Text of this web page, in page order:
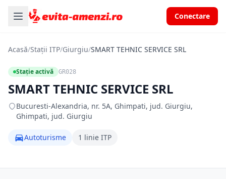
Conectare
Acasă/Stații ITP/Giurgiu/SMART TEHNIC SERVICE SRL
Stație activă GR028
SMART TEHNIC SERVICE SRL
Bucuresti-Alexandria, nr. 5A, Ghimpati, jud. Giurgiu,
Ghimpati, jud. Giurgiu
Autoturisme 1 linie ITP